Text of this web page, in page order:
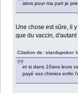
alors pour ma part je
Une chose est sûre, il
que du vaccin,
Citation de: stardupoker
et si dans 10ans leurs
payé vos chimios enfin